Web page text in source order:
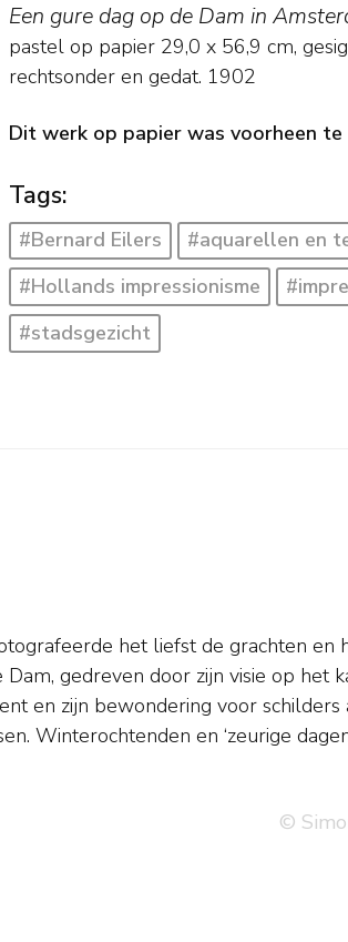
Een gure dag op de Dam in
pastel op papier 29,0 x 56,9 cm,
rechtsonder en gedat. 1902
Dit werk op papier was voorheen te
Tags:
#Bernard Eilers
#aquarellen en
#Hollands impressionisme
#stadsgezicht
©